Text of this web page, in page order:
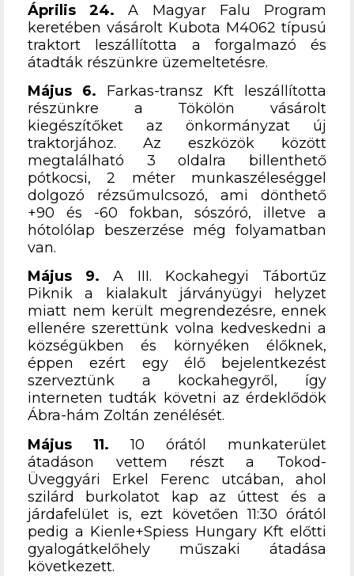
Április 24.A Magyar Falu Program
keretében vásárolt Kubota M4062 típusú
traktort leszállította a forgalmazó és
átadták részünkre üzemeltetésre.
Május 6. Farkas-transz Kft leszállította
részünkre a Tökölön vásárolt
kiegészítőket az önkormányzat új
traktorjához. Az eszközök között
megtalálható 3 oldalra billenthető
pótkocsi, 2 méter munkaszéleséggel
dolgozó rézsűmulcsozó, ami dönthető
+90 és -60 fokban, sószóró, illetve a
hótolólap beszerzése még folyamatban
van.
Május 9.A III. Kockahegyi Tábortűz
Piknik a kialakult járványügyi helyzet
miatt nem került megrendezésre, ennek
ellenére szerettünk volna kedveskedni a
községükben és környéken élőknek,
éppen ezért egy élő bejelentkezést
szerveztünk a kockahegyről, így
interneten tudták követni az érdeklődök
Ábra-hám Zoltán zenélését.
Május 11.10 órától munkaterület
átadáson vettem részt a Tokod-
Üveggyári Erkel Ferenc utcában, ahol
szilárd burkolatot kap az úttest és a
járdafelület is, ezt követően 11:30 órától
pedig a Kienle+Spiess Hungary Kft előtti
gyalogátkelőhely műszaki átadása
következett.